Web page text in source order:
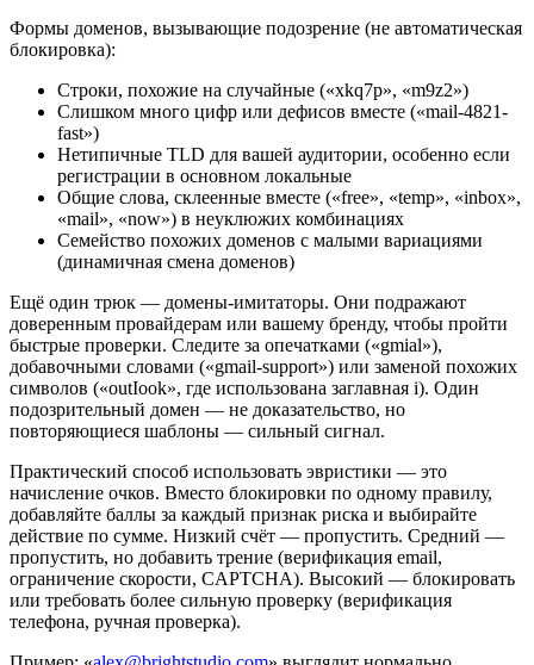
Формы доменов, вызывающие подозрение (не автоматическая
блокировка):
Строки, похожие на случайные («xkq7p», «m9z2»)
Слишком много цифр или дефисов вместе («mail-4821-
fast»)
Нетипичные TLD для вашей аудитории, особенно если
регистрации в основном локальные
Общие слова, склеенные вместе («free», «temp», «inbox»,
«mail», «now») в неуклюжих комбинациях
Семейство похожих доменов с малыми вариациями
(динамичная смена доменов)
Ещё один трюк — домены-имитаторы. Они подражают
доверенным провайдерам или вашему бренду, чтобы пройти
быстрые проверки. Следите за опечатками («gmial»),
добавочными словами («gmail-support») или заменой похожих
символов («outIook», где использована заглавная i). Один
подозрительный домен — не доказательство, но
повторяющиеся шаблоны — сильный сигнал.
Практический способ использовать эвристики — это
начисление очков. Вместо блокировки по одному правилу,
добавляйте баллы за каждый признак риска и выбирайте
действие по сумме. Низкий счёт — пропустить. Средний —
пропустить, но добавить трение (верификация email,
ограничение скорости, CAPTCHA). Высокий — блокировать
или требовать более сильную проверку (верификация
телефона, ручная проверка).